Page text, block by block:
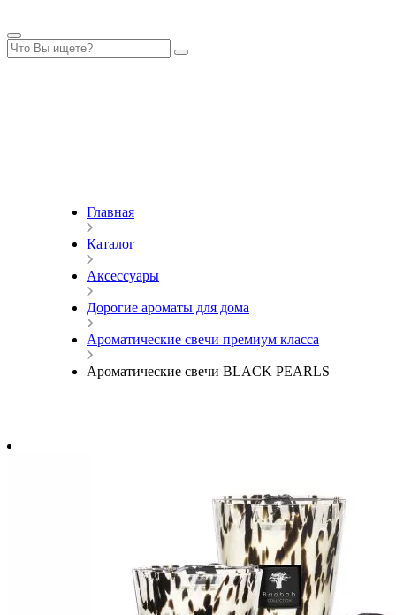
Главная
Каталог
Аксессуары
Дорогие ароматы для дома
Ароматические свечи премиум класса
Ароматические свечи BLACK PEARLS